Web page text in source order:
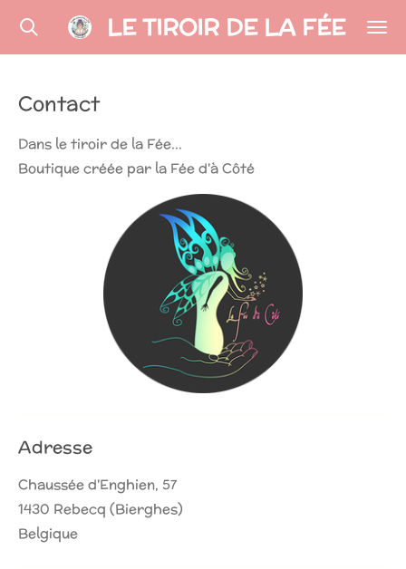
Passer
principal
LE TIROIR DE LA FÉE
Contact
Dans le tiroir de la Fée...
Boutique créée par la Fée d'à Côté
Adresse
Chaussée d'Enghien, 57
1430 Rebecq (Bierghes)
Belgique